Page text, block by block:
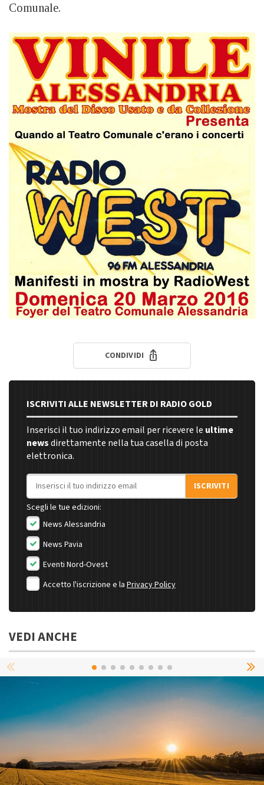
Comunale.
CONDIVIDI
ISCRIVITI ALLE NEWSLETTER DI RADIO GOLD
Inserisci il tuo indirizzo email per ricevere le ultime
newsdirettamente nella tua casella di posta
elettronica.
Indirizzo email
ISCRIVITI
Scegli le tue edizioni:
News Alessandria
News Pavia
Eventi Nord-Ovest
Accetto l'iscrizione e la Privacy Policy
VEDI ANCHE